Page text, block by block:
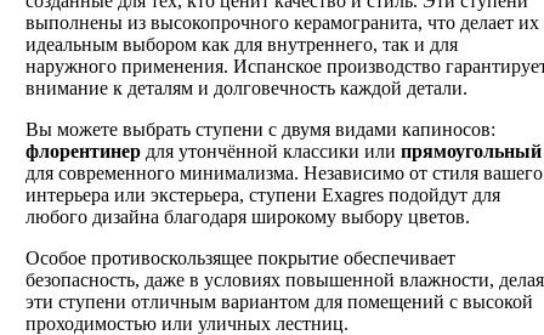
выполнены из высокопрочного керамогранита, что делает их
идеальным выбором как для внутреннего, так и для
наружного применения. Испанское производство
внимание к деталям и долговечность каждой детали.
Вы можете выбрать ступени с двумя видами капиносов:
флорентинердля утончённой классики или прямоугольный
для современного минимализма. Независимо от стиля вашего
интерьера или экстерьера, ступени Exagres подойдут для
любого дизайна благодаря широкому выбору цветов.
Особое противоскользящее покрытие обеспечивает
безопасность, даже в условиях повышенной влажности, делая
эти ступени отличным вариантом для помещений с высокой
проходимостью или уличных лестниц.